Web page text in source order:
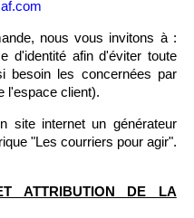
nous vous invitons à :
d'identité afin d'éviter toute
besoin les concernées par
l'espace client).
site internet un générateur
"Les courriers pour agir".
ATTRIBUTION DE LA